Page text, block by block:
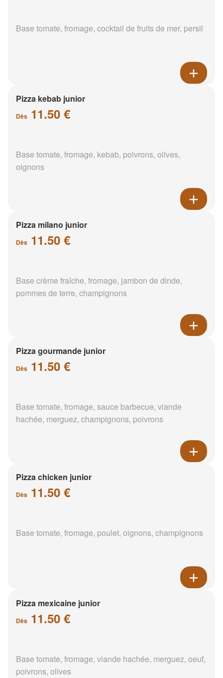
Base tomate, fromage, cocktail de fruits de mer, persil
Pizza kebab junior
Dès 11.50 €
Base tomate, fromage, kebab, poivrons, olives,
oignons
Pizza milano junior
Dès 11.50 €
Base crème fraîche, fromage, jambon de dinde,
pommes de terre, champignons
Pizza gourmande junior
Dès 11.50 €
Base tomate, fromage, sauce barbecue, viande
hachée, merguez, champignons, poivrons
Pizza chicken junior
Dès 11.50 €
Base tomate, fromage, poulet, oignons, champignons
Pizza mexicaine junior
Dès 11.50 €
Base tomate, fromage, viande hachée, merguez, oeuf,
poivrons, olives